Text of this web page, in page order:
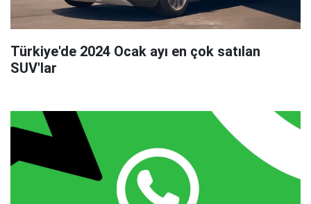
Türkiye'de 2024 Ocak ayı en çok satılan
SUV'lar